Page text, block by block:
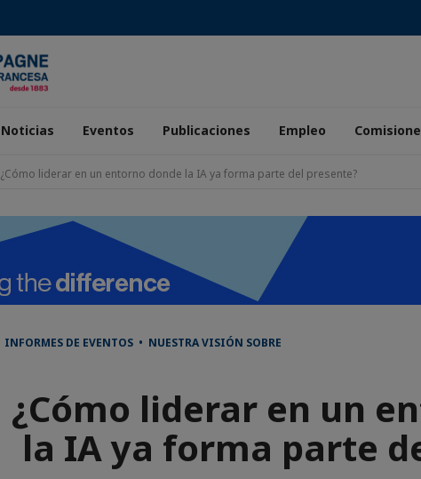
Noticias Eventos Publicaciones Empleo
¿Cómo liderar en un entorno donde la IA ya forma parte del presente?
INFORMES DE EVENTOS • NUESTRA VISIÓN SOBRE
¿Cómo liderar en un
la IA ya forma parte